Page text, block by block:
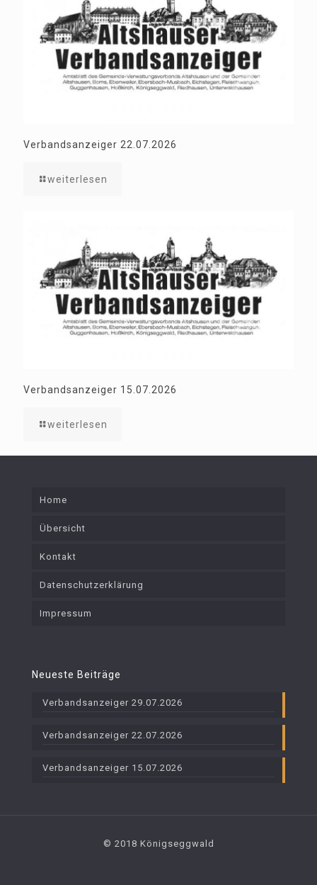
Verbandsanzeiger 22.07.2026
weiterlesen
Verbandsanzeiger 15.07.2026
weiterlesen
Home
Übersicht
Kontakt
Datenschutzerklärung
Impressum
Neueste Beiträge
Verbandsanzeiger 29.07.2026
Verbandsanzeiger 22.07.2026
Verbandsanzeiger 15.07.2026
© 2018 Königseggwald